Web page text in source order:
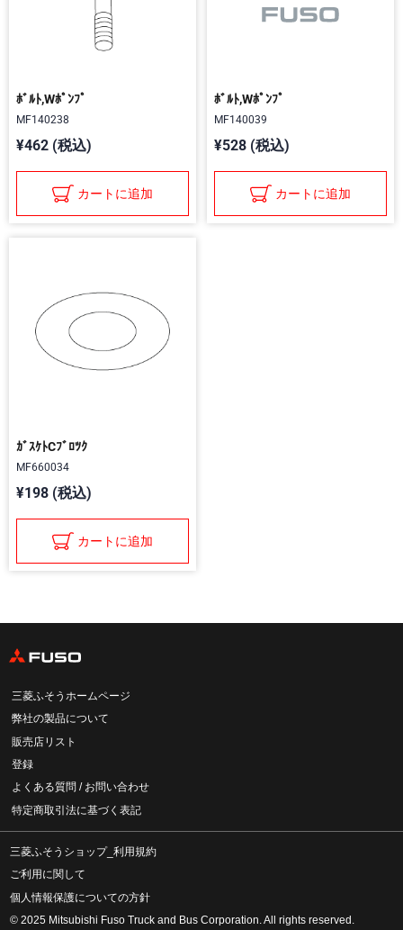
ﾎﾞﾙﾄ,Wﾎﾟﾝﾌﾟ
MF140238
¥462 (税込)
カートに追加
ﾎﾞﾙﾄ,Wﾎﾟﾝﾌﾟ
MF140039
¥528 (税込)
カートに追加
ｶﾞｽｹﾄCﾌﾞﾛﾂｸ
MF660034
¥198 (税込)
カートに追加
三菱ふそうホームページ
弊社の製品について
販売店リスト
登録
よくある質問 / お問い合わせ
特定商取引法に基づく表記
三菱ふそうショップ_利用規約
ご利用に関して
個人情報保護についての方針
© 2025 Mitsubishi Fuso Truck and Bus Corporation. All rights reserved.